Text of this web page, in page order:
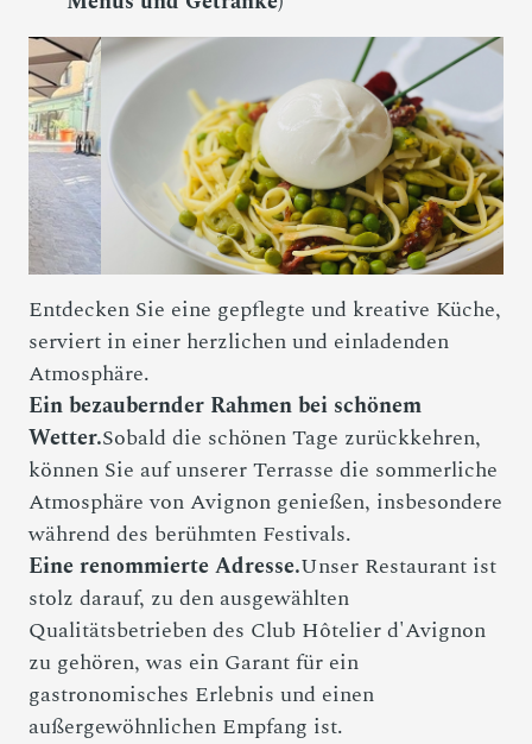
Entdecken Sie eine gepflegte und kreative Küche,
serviert in einer herzlichen und einladenden
Atmosphäre.
Ein bezaubernder Rahmen bei schönem
Wetter.Sobald die schönen Tage zurückkehren,
können Sie auf unserer Terrasse die sommerliche
Atmosphäre von Avignon genießen, insbesondere
während des berühmten Festivals.
Eine renommierte Adresse.Unser Restaurant ist
stolz darauf, zu den ausgewählten
Qualitätsbetrieben des Club Hôtelier d'Avignon
zu gehören, was ein Garant für ein
gastronomisches Erlebnis und einen
außergewöhnlichen Empfang ist.